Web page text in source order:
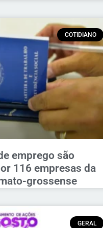
COTIDIANO
emprego são
116 empresas da
grossense
GERAL